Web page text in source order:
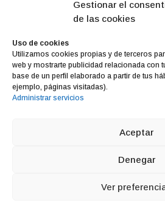
Gestionar el
de las cookies
Uso de cookies
Utilizamos cookies propias y de terceros
web y mostrarte publicidad relacionada con
base de un perfil elaborado a partir de tus
ejemplo, páginas visitadas).
Administrar servicios
Aceptar
Denegar
Ver
de incentivos ligados al
renovable, así como la
sistemas térmicos en el sector
Ministerior para la Transición
Reto Demográfico, gestionado
Cabello x Mure